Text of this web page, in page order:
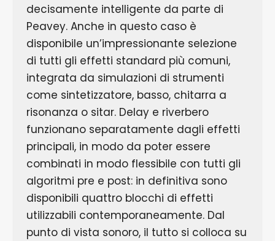
decisamente intelligente da parte di
Peavey. Anche in questo caso è
disponibile un’impressionante selezione
di tutti gli effetti standard più comuni,
integrata da simulazioni di strumenti
come sintetizzatore, basso, chitarra a
risonanza o sitar. Delay e riverbero
funzionano separatamente dagli effetti
principali, in modo da poter essere
combinati in modo flessibile con tutti gli
algoritmi pre e post: in definitiva sono
disponibili quattro blocchi di effetti
utilizzabili contemporaneamente. Dal
punto di vista sonoro, il tutto si colloca su